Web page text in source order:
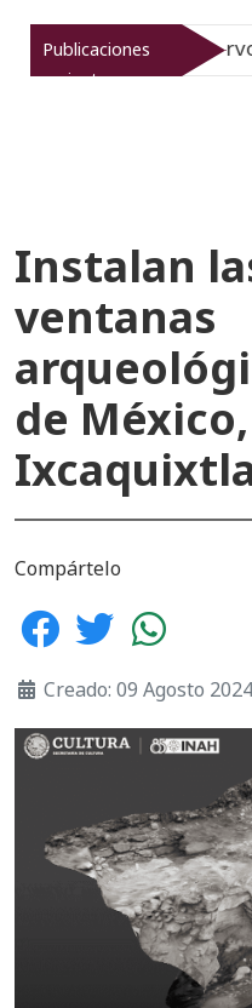
Publicaciones
recientes
gran acervo
Instalan
ventanas
de
Compártelo
Creado: 09 Agosto 2024